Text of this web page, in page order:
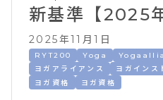
新基準【2025
2025年11月1日
RYT200 Yoga
ヨガアライアンス
ヨガインス
ヨガ資格
ヨガ資格